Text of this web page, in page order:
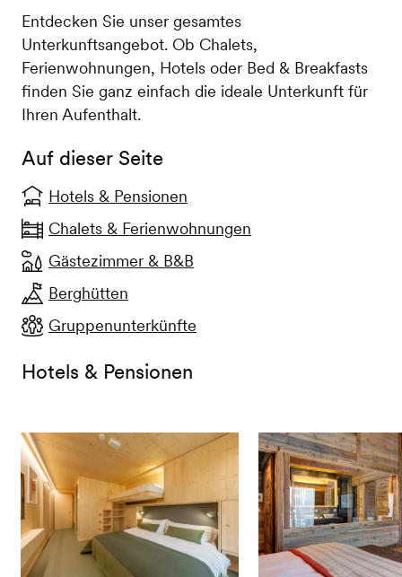
Entdecken Sie unser gesamtes
Unterkunftsangebot. Ob Chalets,
Ferienwohnungen, Hotels oder Bed & Breakfasts
finden Sie ganz einfach die ideale Unterkunft für
Ihren Aufenthalt.
Auf dieser Seite
Hotels & Pensionen
Chalets & Ferienwohnungen
Gästezimmer & B&B
Berghütten
Gruppenunterkünfte
Hotels & Pensionen